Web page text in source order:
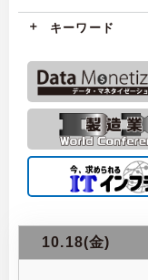
キーワード
10.18(金)